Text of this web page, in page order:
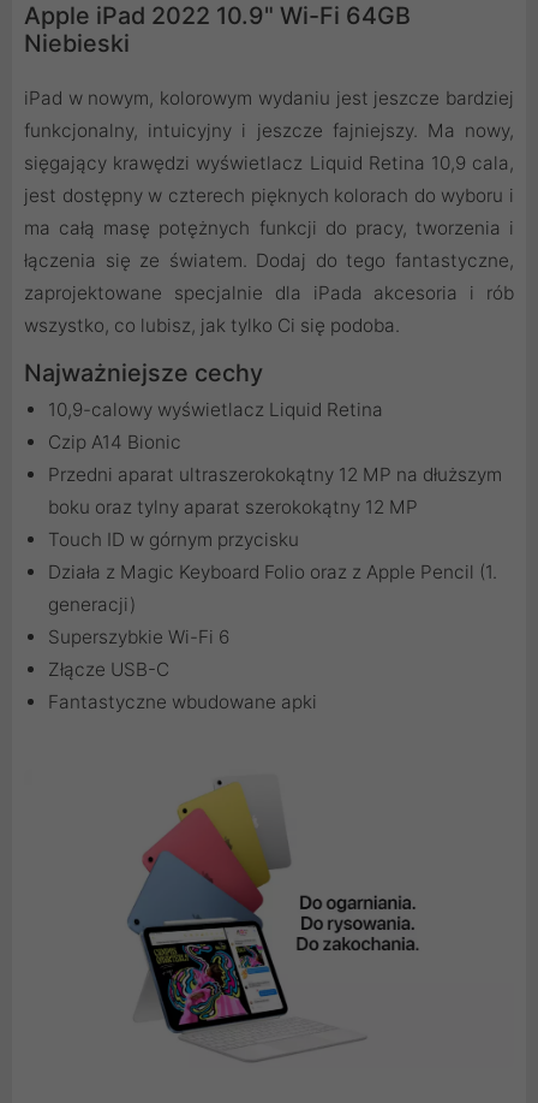
Apple iPad 2022 10.9" Wi-Fi 64GB
Niebieski
iPad w nowym, kolorowym wydaniu jest jeszcze bardziej
funkcjonalny, intuicyjny i jeszcze fajniejszy. Ma nowy,
sięgający krawędzi wyświetlacz Liquid Retina 10,9 cala,
jest dostępny w czterech pięknych kolorach do wyboru i
ma całą masę potężnych funkcji do pracy, tworzenia i
łączenia się ze światem. Dodaj do tego fantastyczne,
zaprojektowane specjalnie dla iPada akcesoria i rób
wszystko, co lubisz, jak tylko Ci się podoba.
Najważniejsze cechy
10,9-calowy wyświetlacz Liquid Retina
Czip A14 Bionic
Przedni aparat ultraszerokokątny 12 MP na dłuższym
boku oraz tylny aparat szerokokątny 12 MP
Touch ID w górnym przycisku
Działa z Magic Keyboard Folio oraz z Apple Pencil (1.
generacji)
Superszybkie Wi-Fi 6
Złącze USB-C
Fantastyczne wbudowane apki